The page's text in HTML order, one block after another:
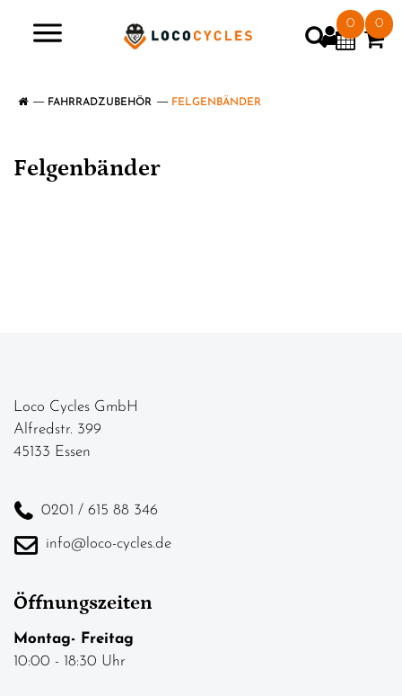
0 0
FAHRRADZUBEHÖR FELGENBÄNDER
Felgenbänder
Loco Cycles GmbH
Alfredstr. 399
45133 Essen
0201 / 615 88 346
info@loco-cycles.de
Öffnungszeiten
Montag- Freitag
10:00 - 18:30 Uhr